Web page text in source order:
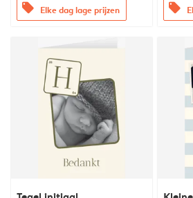
offers Elke dag lage prijzen offers